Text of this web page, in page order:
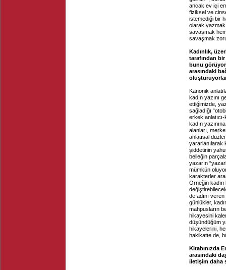
ancak ev içi
fiziksel ve
istemediği bir
olarak
savaşmak
savaşmak
Kadınlık,
tarafından bir
bunu
arasındaki
Kanonik
kadın yazını
ettiğimizde,
sağladığı
erkek
kadın
alanları,
anlatısal
yararlanılarak
şiddetinin
belleğin
yazarın
mümkün
karakterler
Örneğin kadın
de adını
günlükler,
mahpusların
hikayesini
düşündüğüm
hikayelerini,
hakikatte de,
Kitabınızda
arasındaki
iletişim daha